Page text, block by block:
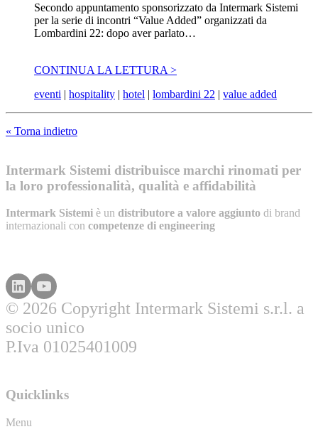
Secondo appuntamento sponsorizzato da Intermark Sistemi
per la serie di incontri “Value Added” organizzati da
Lombardini 22: dopo aver parlato…
CONTINUA LA LETTURA >
eventi | hospitality | hotel | lombardini 22 | value added
« Torna indietro
Intermark Sistemi distribuisce marchi rinomati per
la loro professionalità, qualità e affidabilità
Intermark Sistemi è un distributore a valore aggiunto di brand
internazionali con competenze di engineering
© 2026 Copyright Intermark Sistemi s.r.l. a
socio unico
P.Iva 01025401009
Quicklinks
Menu